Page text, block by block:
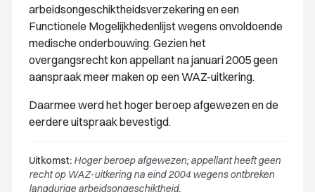
arbeidsongeschiktheidsverzekering en een
Functionele Mogelijkhedenlijst wegens onvoldoende
medische onderbouwing. Gezien het
overgangsrecht kon appellant na januari 2005 geen
aanspraak meer maken op een WAZ-uitkering.
Daarmee werd het hoger beroep afgewezen en de
eerdere uitspraak bevestigd.
Uitkomst: Hoger beroep afgewezen; appellant heeft geen
recht op WAZ-uitkering na eind 2004 wegens ontbreken
langdurige arbeidsongeschiktheid.